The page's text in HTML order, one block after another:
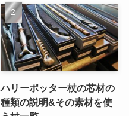
ハリーポッター杖の芯材の
種類の説明&その素材を使